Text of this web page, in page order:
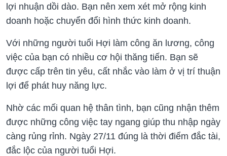
lợi nhuận dồi dào. Bạn nên xem xét mở rộng kinh
doanh hoặc chuyển đổi hình thức kinh doanh.
Với những người tuổi Hợi làm công ăn lương, công
việc của bạn có nhiều cơ hội thăng tiến. Bạn sẽ
được cấp trên tin yêu, cất nhắc vào làm ở vị trí thuận
lợi để phát huy năng lực.
Nhờ các mối quan hệ thân tình, bạn cũng nhận thêm
được những công việc tay ngang giúp thu nhập ngày
càng rủng rỉnh. Ngày 27/11 đúng là thời điểm đắc tài,
đắc lộc của người tuổi Hợi.